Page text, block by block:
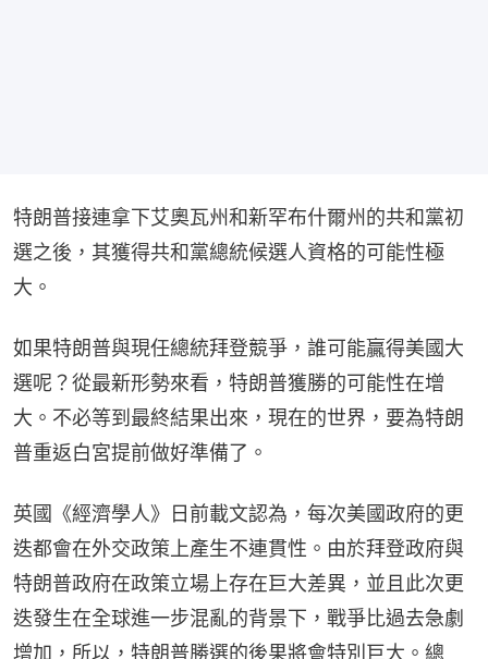
特朗普接連拿下艾奧瓦州和新罕布什爾州的共和黨初
選之後，其獲得共和黨總統候選人資格的可能性極
大。
如果特朗普與現任總統拜登競爭，誰可能贏得美國大
選呢？從最新形勢來看，特朗普獲勝的可能性在增
大。不必等到最終結果出來，現在的世界，要為特朗
普重返白宮提前做好準備了。
英國《經濟學人》日前載文認為，每次美國政府的更
迭都會在外交政策上產生不連貫性。由於拜登政府與
特朗普政府在政策立場上存在巨大差異，並且此次更
迭發生在全球進一步混亂的背景下，戰爭比過去急劇
增加，所以，特朗普勝選的後果將會特別巨大。總